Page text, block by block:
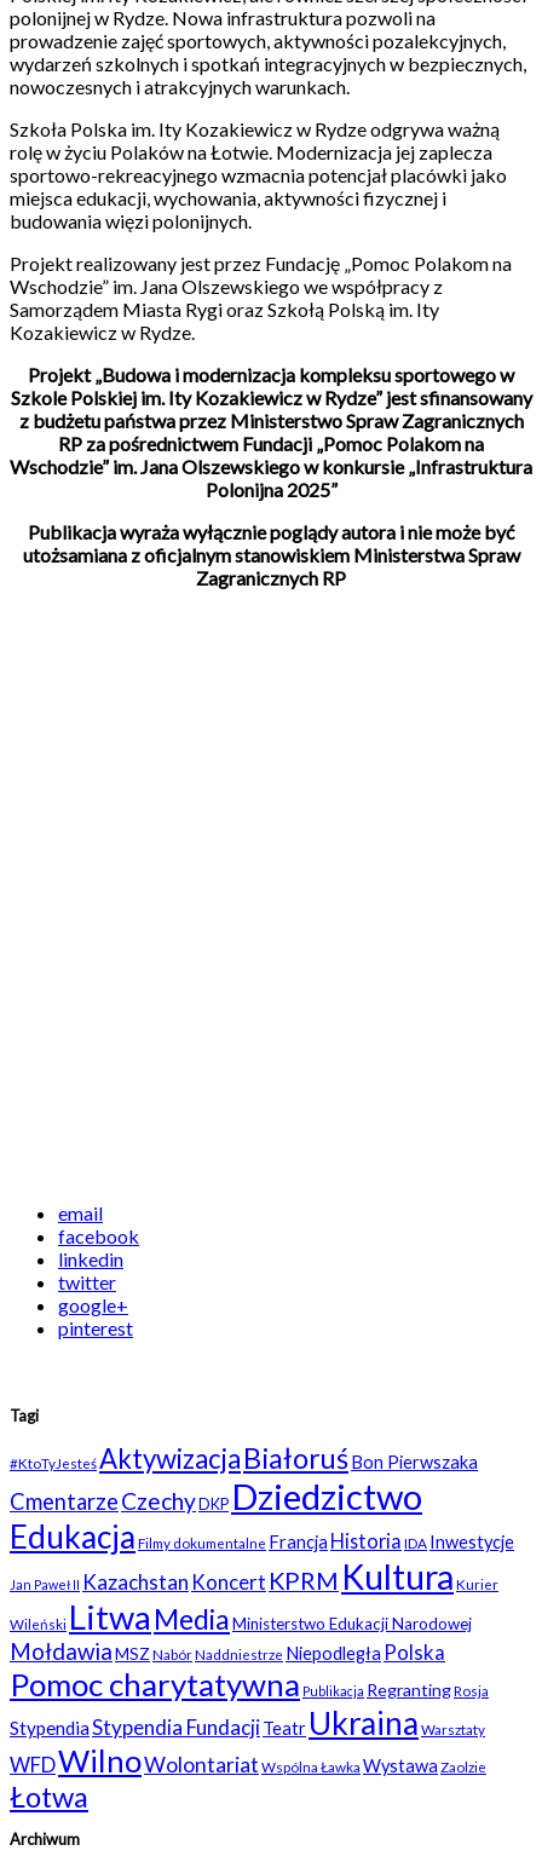
polonijnej w Rydze. Nowa infrastruktura pozwoli na
prowadzenie zajęć sportowych, aktywności pozalekcyjnych,
wydarzeń szkolnych i spotkań integracyjnych w bezpiecznych,
nowoczesnych i atrakcyjnych warunkach.
Szkoła Polska im. Ity Kozakiewicz w Rydze odgrywa ważną
rolę w życiu Polaków na Łotwie. Modernizacja jej zaplecza
sportowo-rekreacyjnego wzmacnia potencjał placówki jako
miejsca edukacji, wychowania, aktywności fizycznej i
budowania więzi polonijnych.
Projekt realizowany jest przez Fundację „Pomoc Polakom na
Wschodzie” im. Jana Olszewskiego we współpracy z
Samorządem Miasta Rygi oraz Szkołą Polską im. Ity
Kozakiewicz w Rydze.
Projekt „Budowa i modernizacja kompleksu sportowego w
Szkole Polskiej im. Ity Kozakiewicz w Rydze” jest sfinansowany
z budżetu państwa przez Ministerstwo Spraw Zagranicznych
RP za pośrednictwem Fundacji „Pomoc Polakom na
Wschodzie” im. Jana Olszewskiego w konkursie „Infrastruktura
Polonijna 2025”
Publikacja wyraża wyłącznie poglądy autora i nie może być
utożsamiana z oficjalnym stanowiskiem Ministerstwa Spraw
Zagranicznych RP
email
facebook
linkedin
twitter
google+
pinterest
Tagi
#KtoTyJesteśAktywizacjaBiałoruśBon Pierwszaka
CmentarzeCzechy DKP Dziedzictwo
Edukacja Filmy dokumentalne Francja Historia IDA Inwestycje
Jan Paweł II Kazachstan Koncert KPRM Kultura Kurier
Wileński Litwa MediaMinisterstwo Edukacji Narodowej
MołdawiaMSZ NabórNaddniestrze Niepodległa Polska
Pomoc charytatywna Publikacja RegrantingRosja
StypendiaStypendia FundacjiTeatr Ukraina Warsztaty
WFDWilnoWolontariat Wspólna Ławka Wystawa Zaolzie
Łotwa
Archiwum